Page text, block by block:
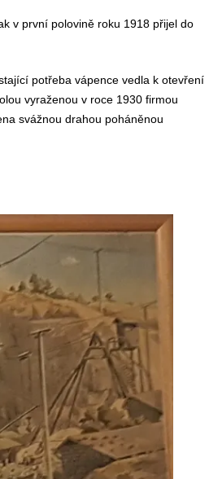
v první polovině roku 1918 přijel do
potřeba vápence vedla k otevření
vyraženou v roce 1930 firmou
svážnou drahou poháněnou